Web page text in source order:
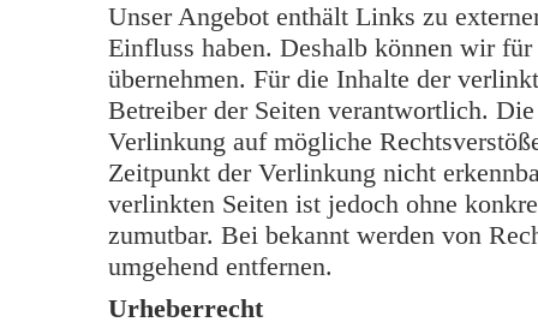
Unser Angebot enthält Links zu
Einfluss haben. Deshalb können wir
übernehmen. Für die Inhalte der
Betreiber der Seiten verantwortlich.
Verlinkung auf mögliche
Zeitpunkt der Verlinkung nicht
verlinkten Seiten ist jedoch ohne
zumutbar. Bei bekannt werden von
umgehend entfernen.
Urheberrecht